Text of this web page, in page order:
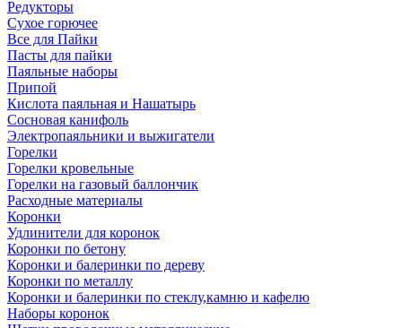
Редукторы
Сухое горючее
Все для Пайки
Пасты для пайки
Паяльные наборы
Припой
Кислота паяльная и Нашатырь
Сосновая канифоль
Электропаяльники и выжигатели
Горелки
Горелки кровельные
Горелки на газовый баллончик
Расходные материалы
Коронки
Удлинители для коронок
Коронки по бетону
Коронки и балеринки по дереву
Коронки по металлу
Коронки и балеринки по стеклу,камню и кафелю
Наборы коронок